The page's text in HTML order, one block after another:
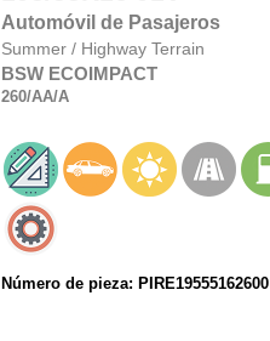
Automóvil de Pasajeros
Summer / Highway Terrain
BSW ECOIMPACT
260/AA/A
Número de pieza: PIRE19555162600